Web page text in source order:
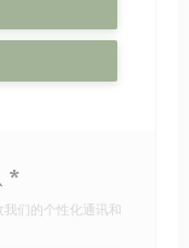
*
们的个性化通讯和